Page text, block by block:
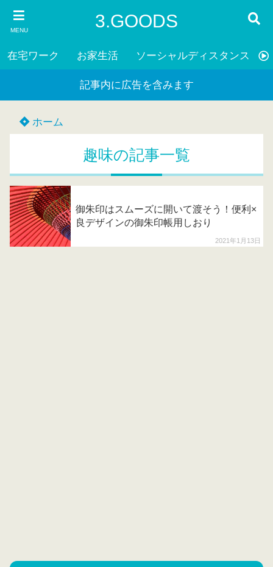
MENU 3.GOODS
在宅ワーク お家生活 ソーシャルディスタンス
記事内に広告を含みます
ホーム
趣味の記事一覧
2021年1月13日
御朱印はスムーズに開いて渡そう！便利×
良デザインの御朱印帳用しおり